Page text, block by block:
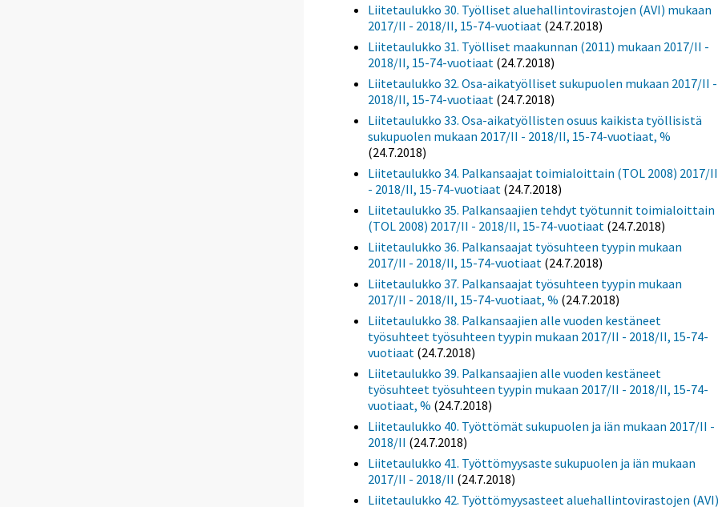
Liitetaulukko 30. Työlliset aluehallintovirastojen (AVI) mukaan
2017/II - 2018/II, 15-74-vuotiaat (24.7.2018)
Liitetaulukko 31. Työlliset maakunnan (2011) mukaan 2017/II -
2018/II, 15-74-vuotiaat (24.7.2018)
Liitetaulukko 32. Osa-aikatyölliset sukupuolen mukaan 2017/II -
2018/II, 15-74-vuotiaat (24.7.2018)
Liitetaulukko 33. Osa-aikatyöllisten osuus kaikista työllisistä
sukupuolen mukaan 2017/II - 2018/II, 15-74-vuotiaat, %
(24.7.2018)
Liitetaulukko 34. Palkansaajat toimialoittain (TOL 2008) 2017/II
- 2018/II, 15-74-vuotiaat (24.7.2018)
Liitetaulukko 35. Palkansaajien tehdyt työtunnit toimialoittain
(TOL 2008) 2017/II - 2018/II, 15-74-vuotiaat (24.7.2018)
Liitetaulukko 36. Palkansaajat työsuhteen tyypin mukaan
2017/II - 2018/II, 15-74-vuotiaat (24.7.2018)
Liitetaulukko 37. Palkansaajat työsuhteen tyypin mukaan
2017/II - 2018/II, 15-74-vuotiaat, % (24.7.2018)
Liitetaulukko 38. Palkansaajien alle vuoden kestäneet
työsuhteet työsuhteen tyypin mukaan 2017/II - 2018/II, 15-74-
vuotiaat (24.7.2018)
Liitetaulukko 39. Palkansaajien alle vuoden kestäneet
työsuhteet työsuhteen tyypin mukaan 2017/II - 2018/II, 15-74-
vuotiaat, % (24.7.2018)
Liitetaulukko 40. Työttömät sukupuolen ja iän mukaan 2017/II -
2018/II (24.7.2018)
Liitetaulukko 41. Työttömyysaste sukupuolen ja iän mukaan
2017/II - 2018/II (24.7.2018)
Liitetaulukko 42. Työttömyysasteet aluehallintovirastojen